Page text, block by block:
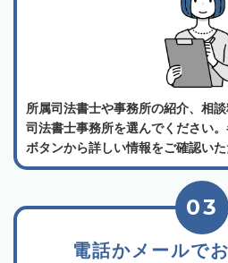
所属司法書士や事務所の紹介、相
司法書士事務所を選んでください
ボタンから詳しい情報をご確認いた
電話かメールで
03